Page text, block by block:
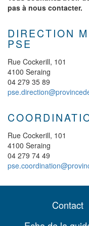
pas à nous contacter.
DIRECTION
PSE
Rue Cockerill, 101
4100 Seraing
04 279 35 89
Rue Cockerill, 101
4100 Seraing
04 279 74 49
Contact